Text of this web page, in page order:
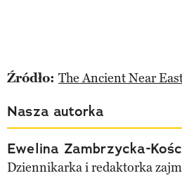
Źródło: The Ancient Near
Nasza autorka
Ewelina Zambrzycka-
Dziennikarka i redaktorka